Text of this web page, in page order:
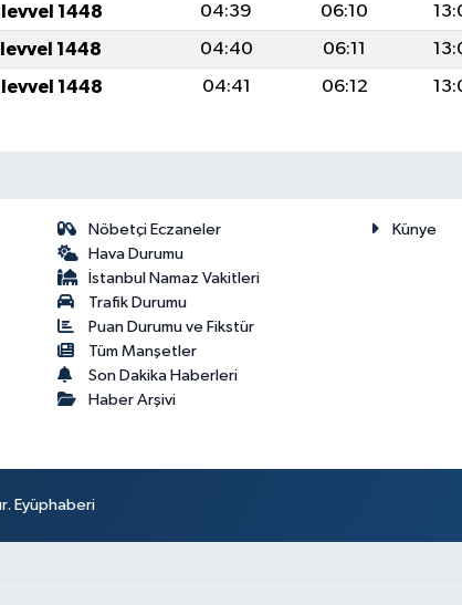
1448 04:39 06:10
1448 04:40 06:11
1448 04:41 06:12
Nöbetçi Eczaneler
Hava Durumu
İstanbul Namaz Vakitleri
Trafik Durumu
Puan Durumu ve Fikstür
Tüm Manşetler
Son Dakika Haberleri
Haber Arşivi
Künye
Eyüphaberi